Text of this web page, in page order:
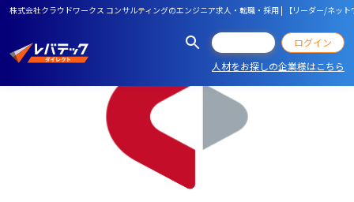
株式会社クラウドワークス コンサルティングのエンジニア求人・転職・採用 | 【リーダー/ネッ
ログイン
人材をお探しの企業様はこちら